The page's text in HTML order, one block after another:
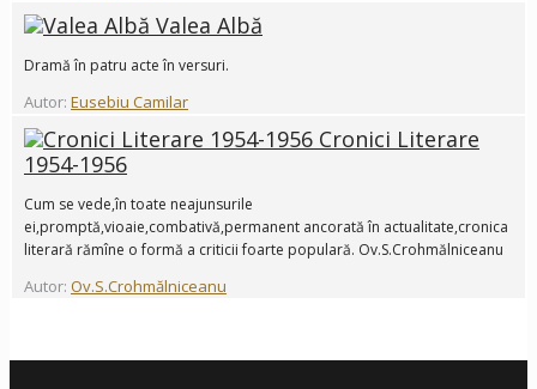
Valea Albă
Dramă în patru acte în versuri.
Autor: Eusebiu Camilar
Cronici Literare
1954-1956
Cum se vede,în toate neajunsurile
ei,promptă,vioaie,combativă,permanent ancorată în actualitate,cronica
literară rămîne o formă a criticii foarte populară. Ov.S.Crohmălniceanu
Autor: Ov.S.Crohmălniceanu